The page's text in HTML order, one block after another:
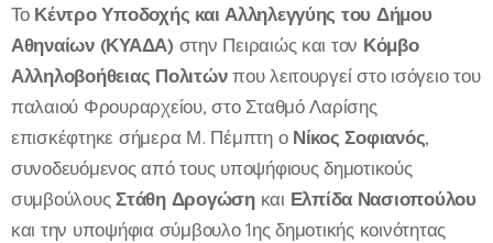
Το Κέντρο Υποδοχής και Αλληλεγγύης του Δήμου
Αθηναίων (ΚΥΑΔΑ) στην Πειραιώς και τον Κόμβο
Αλληλοβοήθειας Πολιτώνπου λειτουργεί στο ισόγειο του
παλαιού Φρουραρχείου, στο Σταθμό Λαρίσης
επισκέφτηκε σήμερα Μ. Πέμπτη ο Νίκος Σοφιανός,
συνοδευόμενος από τους υποψήφιους δημοτικούς
συμβούλουςΣτάθη Δρογώσηκαι Ελπίδα Νασιοπούλου
και την υποψήφια σύμβουλο 1ης δημοτικής κοινότητας